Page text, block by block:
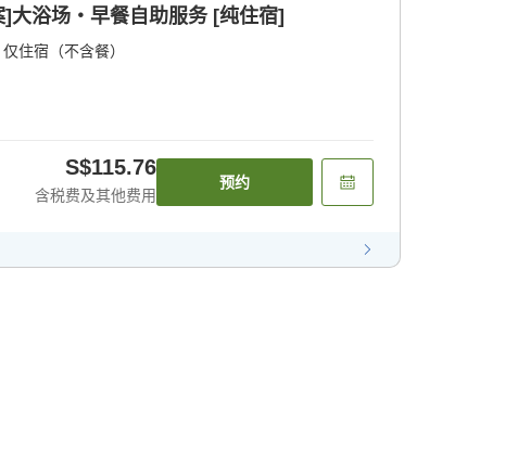
大浴场・早餐自助服务 [纯住宿]
仅住宿（不含餐）
S$115.76
含税费及其他费用
预约